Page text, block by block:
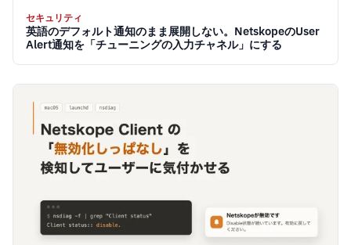
セキュリティ
英語のデフォルト通知のまま展開しない。NetskopeのUser
Alert通知を「チューニングの入力チャネル」にする